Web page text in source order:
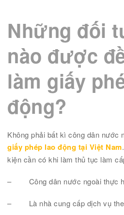
Những đối
nào được
làm giấy
động?
Không phải bất kì công dân nước
giấy phép lao động tại Việt Nam
kiện cần có khi làm thủ tục làm
– Công dân nước ngoài thực
– Là nhà cung cấp dịch vụ